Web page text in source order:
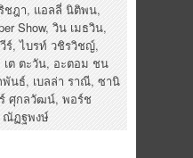
ชฎา, แอลลี่ นิติพน,
Show, วิน เมธวิน,
ร์,ไบรท์ วชิรวิชญ์,
เต ตะวัน, อะตอม ชน
พันธ์, เบลล่า ราณี, ซานิ
ร์ ศุกลวัฒน์, พอร์ช
ณัฏฐพงษ์